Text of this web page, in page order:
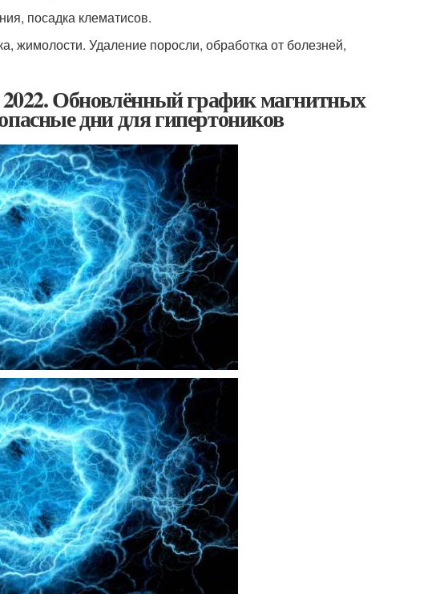
посадка клематисов.
жимолости. Удаление поросли, обработка от болезней,
Обновлённый график магнитных
дни для гипертоников